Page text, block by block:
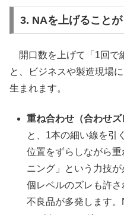
3. NAを上げることが
開口数を上げて「1回で
と、ビジネスや製造現場
生まれます。
重ね合わせ（合わせ
と、1本の細い線を引
位置をずらしながら
ニング」という力技
個レベルのズレも許さ
不良品が多発します